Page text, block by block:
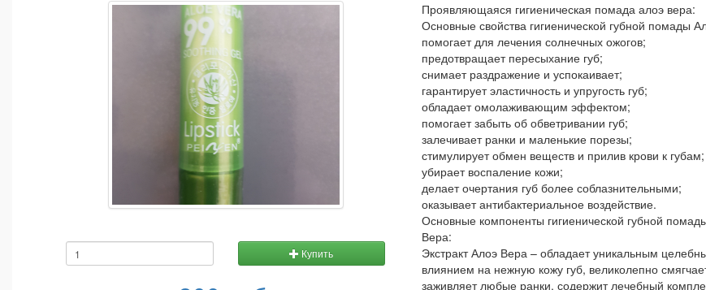
Купить
Проявляющаяся гигиеническая помада алоэ вера:
Основные свойства гигиенической губной помады
помогает для лечения солнечных ожогов;
предотвращает пересыхание губ;
снимает раздражение и успокаивает;
гарантирует эластичность и упругость губ;
обладает омолаживающим эффектом;
помогает забыть об обветривании губ;
залечивает ранки и маленькие порезы;
стимулирует обмен веществ и прилив крови к губам;
убирает воспаление кожи;
делает очертания губ более соблазнительными;
оказывает антибактериальное воздействие.
Основные компоненты гигиенической губной
Вера:
Экстракт Алоэ Вера – обладает уникальным
влиянием на нежную кожу губ, великолепно
заживляет любые ранки, содержит лечебный